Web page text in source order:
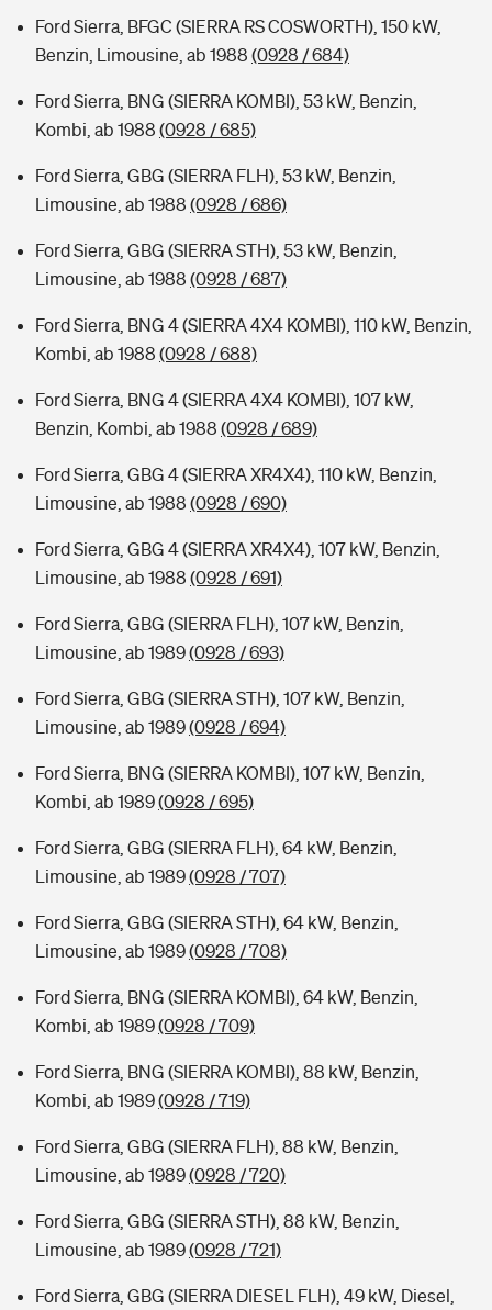
Ford Sierra, BFGC (SIERRA RS COSWORTH), 150 kW,
Benzin, Limousine, ab 1988 (0928 / 684)
Ford Sierra, BNG (SIERRA KOMBI), 53 kW, Benzin,
Kombi, ab 1988 (0928 / 685)
Ford Sierra, GBG (SIERRA FLH), 53 kW, Benzin,
Limousine, ab 1988 (0928 / 686)
Ford Sierra, GBG (SIERRA STH), 53 kW, Benzin,
Limousine, ab 1988 (0928 / 687)
Ford Sierra, BNG 4 (SIERRA 4X4 KOMBI), 110 kW, Benzin,
Kombi, ab 1988 (0928 / 688)
Ford Sierra, BNG 4 (SIERRA 4X4 KOMBI), 107 kW,
Benzin, Kombi, ab 1988 (0928 / 689)
Ford Sierra, GBG 4 (SIERRA XR4X4), 110 kW, Benzin,
Limousine, ab 1988 (0928 / 690)
Ford Sierra, GBG 4 (SIERRA XR4X4), 107 kW, Benzin,
Limousine, ab 1988 (0928 / 691)
Ford Sierra, GBG (SIERRA FLH), 107 kW, Benzin,
Limousine, ab 1989(0928 / 693)
Ford Sierra, GBG (SIERRA STH), 107 kW, Benzin,
Limousine, ab 1989(0928 / 694)
Ford Sierra, BNG (SIERRA KOMBI), 107 kW, Benzin,
Kombi, ab 1989(0928 / 695)
Ford Sierra, GBG (SIERRA FLH), 64 kW, Benzin,
Limousine, ab 1989(0928 / 707)
Ford Sierra, GBG (SIERRA STH), 64 kW, Benzin,
Limousine, ab 1989(0928 / 708)
Ford Sierra, BNG (SIERRA KOMBI), 64 kW, Benzin,
Kombi, ab 1989(0928 / 709)
Ford Sierra, BNG (SIERRA KOMBI), 88 kW, Benzin,
Kombi, ab 1989(0928 / 719)
Ford Sierra, GBG (SIERRA FLH), 88 kW, Benzin,
Limousine, ab 1989(0928 / 720)
Ford Sierra, GBG (SIERRA STH), 88 kW, Benzin,
Limousine, ab 1989(0928 / 721)
Ford Sierra, GBG (SIERRA DIESEL FLH), 49 kW, Diesel,